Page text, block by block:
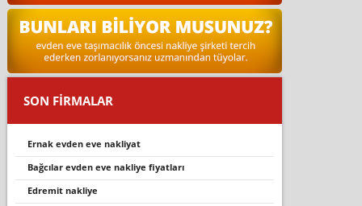
SON FİRMALAR
ernak evden eve nakliyat
bağcılar evden eve nakliye fiyatları
edremi̇t nakli̇ye